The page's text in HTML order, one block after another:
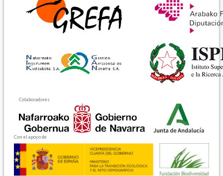
Colaboradores
Con el apoyo de